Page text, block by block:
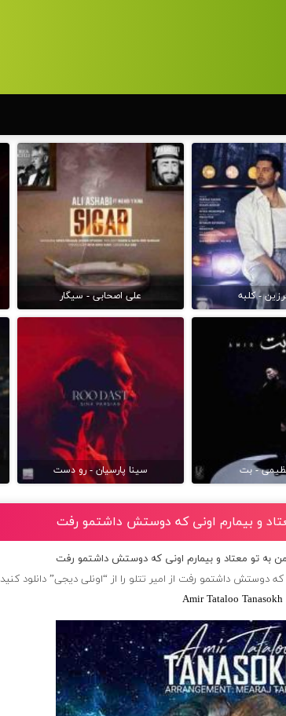
- کلبه علی اصحابی - سیگار
- بت سینا پارسیان - رو دست
و بیمارم اونی که دوستش داشتمو رفت
من به تو معتاد و بیمارم اونی که دوستش داشتمو رفت
که دوستش داشتمو رفت از امیر تتلو را از “اونلی دیجی” دانلود
Amir Tataloo Tanasokh